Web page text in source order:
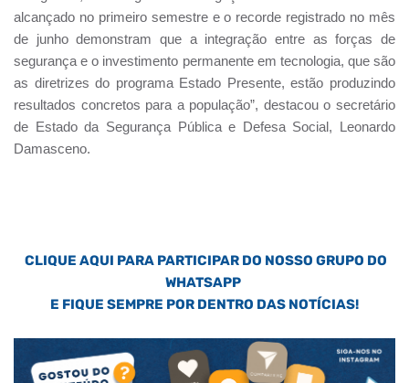
alcançado no primeiro semestre e o recorde registrado no mês
de junho demonstram que a integração entre as forças de
segurança e o investimento permanente em tecnologia, que são
as diretrizes do programa Estado Presente, estão produzindo
resultados concretos para a população”, destacou o secretário
de Estado da Segurança Pública e Defesa Social, Leonardo
Damasceno.
CLIQUE AQUI PARA PARTICIPAR DO NOSSO GRUPO DO
WHATSAPP
E FIQUE SEMPRE POR DENTRO DAS NOTÍCIAS!